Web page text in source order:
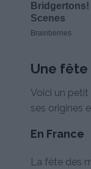
Une
Voici un
ses origines
En France
La fête des